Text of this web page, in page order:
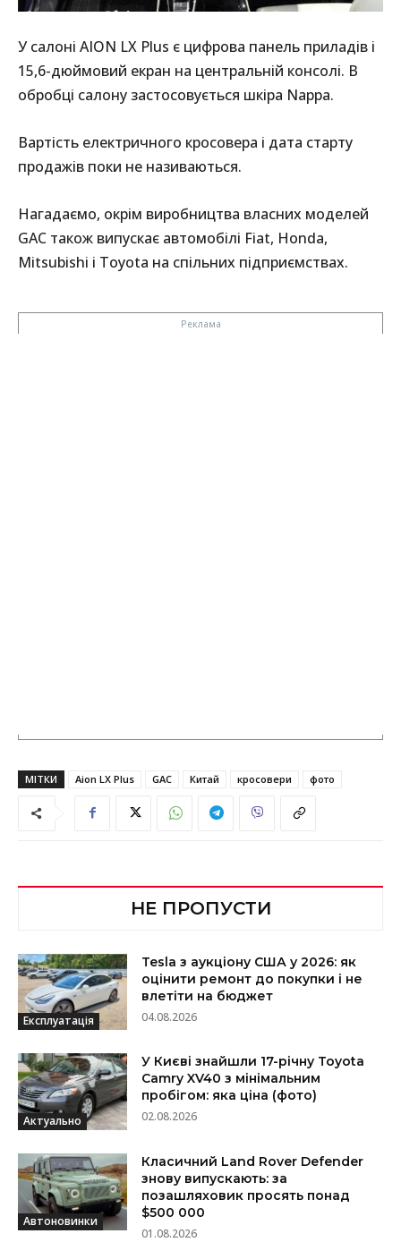
У салоні AION LX Plus є цифрова панель приладів і
15,6-дюймовий екран на центральній консолі. В
обробці салону застосовується шкіра Nappa.
Вартість електричного кросовера і дата старту
продажів поки не називаються.
Нагадаємо, окрім виробництва власних моделей
GAC також випускає автомобілі Fiat, Honda,
Mitsubishi і Toyota на спільних підприємствах.
МІТКИ Aion LX Plus GAC Китай кросовери фото
НЕ ПРОПУСТИ
Експлуатація
Tesla з аукціону США у 2026: як
оцінити ремонт до покупки і не
влетіти на бюджет
04.08.2026
Актуально
У Києві знайшли 17-річну Toyota
Camry XV40 з мінімальним
пробігом: яка ціна (фото)
02.08.2026
Автоновинки
Класичний Land Rover Defender
знову випускають: за
позашляховик просять понад
$500 000
01.08.2026